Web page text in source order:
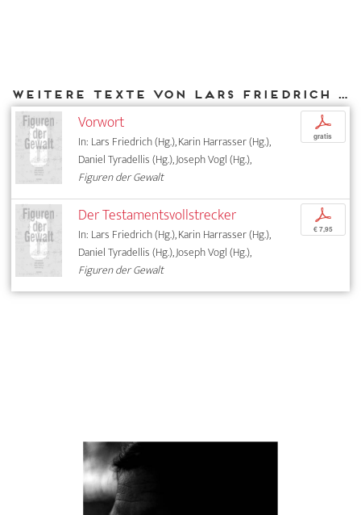
Weitere Texte von Lars Friedrich bei DIAPHANES
Vorwort
In: Lars Friedrich (Hg.), Karin Harrasser (Hg.),
Daniel Tyradellis (Hg.), Joseph Vogl (Hg.),
Figuren der Gewalt
p
gratis
Der Testamentsvollstrecker
In: Lars Friedrich (Hg.), Karin Harrasser (Hg.),
Daniel Tyradellis (Hg.), Joseph Vogl (Hg.),
Figuren der Gewalt
p
€ 7,95